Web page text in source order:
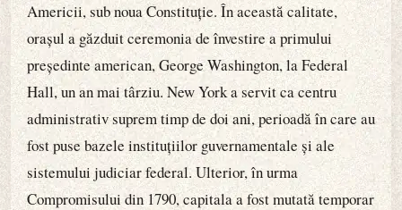
Americii, sub noua Constituție. În această calitate,
orașul a găzduit ceremonia de învestire a primului
președinte american, George Washington, la Federal
Hall, un an mai târziu. New York a servit ca centru
administrativ suprem timp de doi ani, perioadă în care au
fost puse bazele instituțiilor guvernamentale și ale
sistemului judiciar federal. Ulterior, în urma
Compromisului din 1790, capitala a fost mutată temporar